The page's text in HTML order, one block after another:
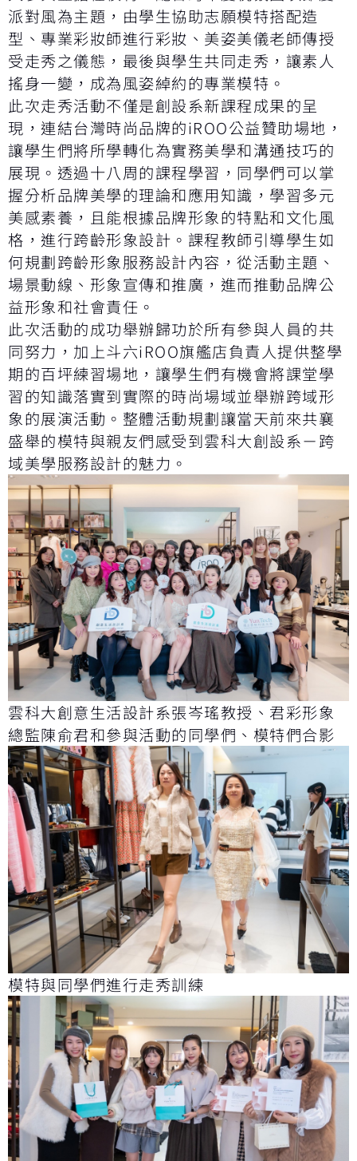
派對風為主題，由學生協助志願模特搭配造
型、專業彩妝師進行彩妝、美姿美儀老師傳授
受走秀之儀態，最後與學生共同走秀，讓素人
搖身一變，成為風姿綽約的專業模特。
此次走秀活動不僅是創設系新課程成果的呈
現，連結台灣時尚品牌的iROO公益贊助場地，
讓學生們將所學轉化為實務美學和溝通技巧的
展現。透過十八周的課程學習，同學們可以掌
握分析品牌美學的理論和應用知識，學習多元
美感素養，且能根據品牌形象的特點和文化風
格，進行跨齡形象設計。課程教師引導學生如
何規劃跨齡形象服務設計內容，從活動主題、
場景動線、形象宣傳和推廣，進而推動品牌公
益形象和社會責任。
此次活動的成功舉辦歸功於所有參與人員的共
同努力，加上斗六iROO旗艦店負責人提供整學
期的百坪練習場地，讓學生們有機會將課堂學
習的知識落實到實際的時尚場域並舉辦跨域形
象的展演活動。整體活動規劃讓當天前來共襄
盛舉的模特與親友們感受到雲科大創設系－跨
域美學服務設計的魅力。
雲科大創意生活設計系張岑瑤教授、君彩形象
總監陳俞君和參與活動的同學們、模特們合影
模特與同學們進行走秀訓練